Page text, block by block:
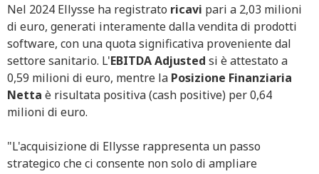
Nel 2024 Ellysse ha registrato ricavi pari a 2,03 milioni
di euro, generati interamente dalla vendita di prodotti
software, con una quota significativa proveniente dal
settore sanitario. L'EBITDA Adjusted si è attestato a
0,59 milioni di euro, mentre la Posizione Finanziaria
Netta è risultata positiva (cash positive) per 0,64
milioni di euro.
"L'acquisizione di Ellysse rappresenta un passo
strategico che ci consente non solo di ampliare